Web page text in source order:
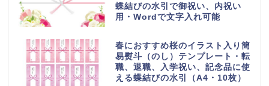
蝶結びの水引で御祝い、内祝い
用・Wordで文字入れ可能
春におすすめ桜のイラスト入り簡
易熨斗（のし）テンプレート・転
職、退職、入学祝い、記念品に使
える蝶結びの水引（A4・10枚）